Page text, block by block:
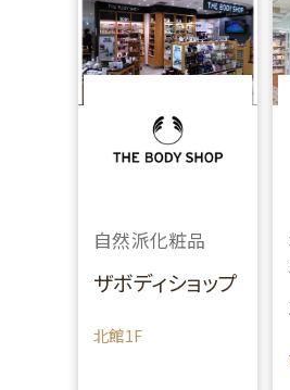
自然派化粧品
ザボディショップ
北館1F